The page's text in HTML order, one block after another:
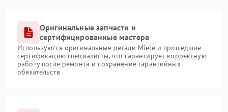
Оригинальные запчасти и
сертифицированные мастера
Используются оригинальные детали Miele и прошедшие
сертификацию специалисты, что гарантирует корректную
работу после ремонта и сохранение гарантийных
обязательств